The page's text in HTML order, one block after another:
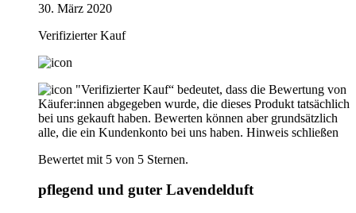
30. März 2020
Verifizierter Kauf
"Verifizierter Kauf“ bedeutet, dass die Bewertung von
Käufer:innen abgegeben wurde, die dieses Produkt tatsächlich
bei uns gekauft haben. Bewerten können aber grundsätzlich
alle, die ein Kundenkonto bei uns haben. Hinweis schließen
Bewertet mit 5 von 5 Sternen.
pflegend und guter Lavendelduft